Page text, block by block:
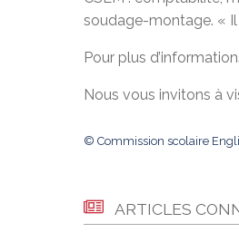
soudage-montage. « Il
Pour plus
Nous vous invitons à
© Commission scolaire
ARTICLES